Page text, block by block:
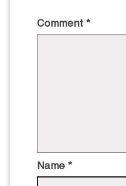
Comment *
Name *